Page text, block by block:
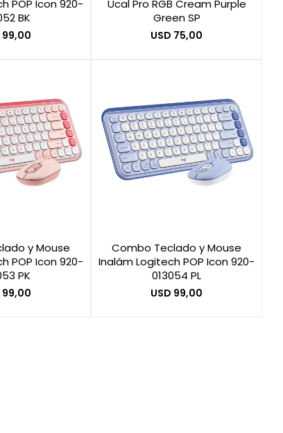
POP Icon 920-
BK
99,00
Ucal Pro RGB Cream Purple
Green SP
USD 75,00
y Mouse
POP Icon 920-
PK
99,00
Combo Teclado y Mouse
Inalám Logitech POP Icon 920-
013054 PL
USD 99,00